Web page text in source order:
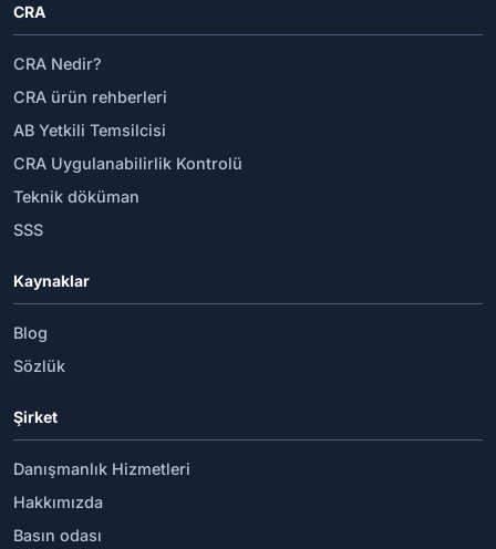
CRA
CRA Nedir?
CRA ürün rehberleri
AB Yetkili Temsilcisi
CRA Uygulanabilirlik Kontrolü
Teknik döküman
SSS
Kaynaklar
Blog
Sözlük
Şirket
Danışmanlık Hizmetleri
Hakkımızda
Basın odası